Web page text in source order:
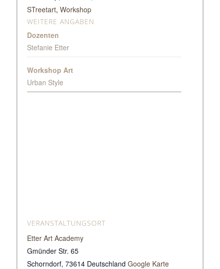
STreetart, Workshop
WEITERE ANGABEN
Dozenten
Stefanie Etter
Workshop Art
Urban Style
VERANSTALTUNGSORT
Etter Art Academy
Gmünder Str. 65
Schorndorf, 73614 Deutschland Google Karte